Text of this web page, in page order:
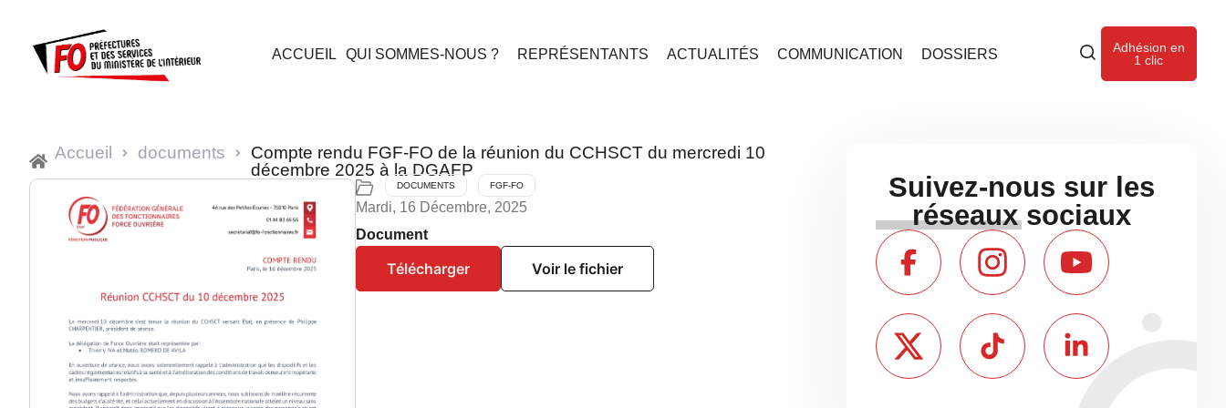
ACCUEIL QUI SOMMES-NOUS ? REPRÉSENTANTS ACTUALITÉS COMMUNICATION DOSSIERS
Adhésion en
1 clic
Accueil documents
Compte rendu FGF-FO de la réunion du CCHSCT du mercredi 10
décembre 2025 à la DGAFP
DOCUMENTS FGF-FO
Mardi, 16 Décembre, 2025
Document
Télécharger Voir le fichier
Suivez-nous sur les
réseaux sociaux